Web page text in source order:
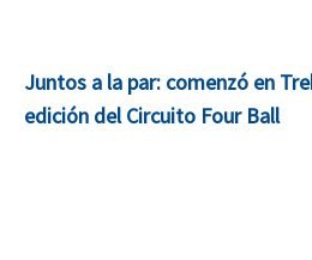
Juntos a la par: comenzó en
edición del Circuito Four Ball